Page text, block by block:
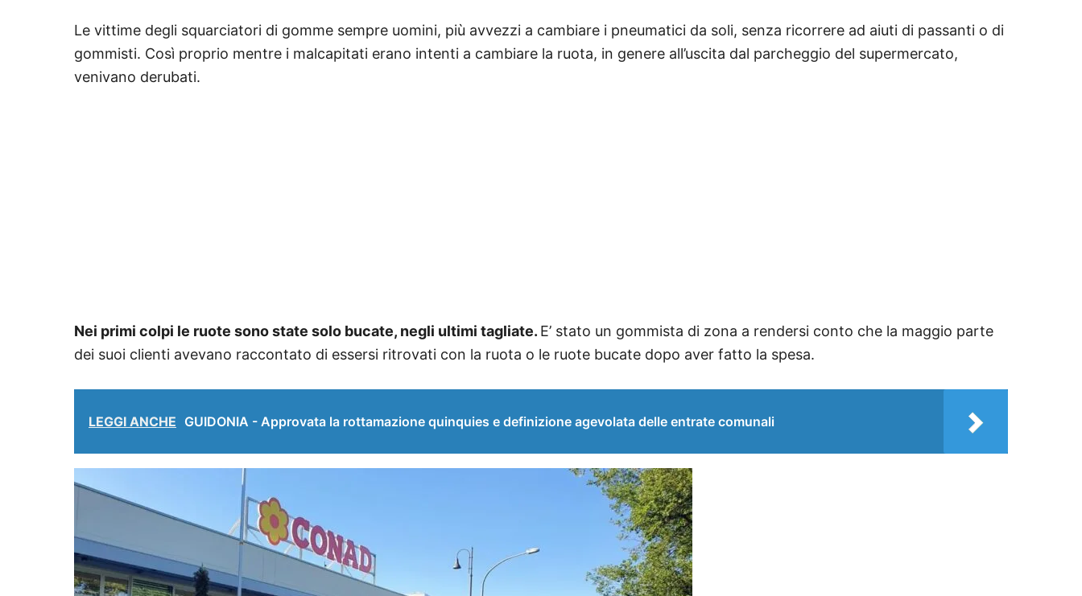
Le vittime degli squarciatori di gomme sempre uomini, più avvezzi a cambiare i pneumatici da soli, senza ricorrere ad aiuti di passanti o di
gommisti. Così proprio mentre i malcapitati erano intenti a cambiare la ruota, in genere all’uscita dal parcheggio del supermercato,
venivano derubati.
Nei primi colpi le ruote sono state solo bucate, negli ultimi tagliate. E’ stato un gommista di zona a rendersi conto che la maggio parte
dei suoi clienti avevano raccontato di essersi ritrovati con la ruota o le ruote bucate dopo aver fatto la spesa.
LEGGI ANCHE GUIDONIA - Approvata la rottamazione quinquies e definizione agevolata delle entrate comunali